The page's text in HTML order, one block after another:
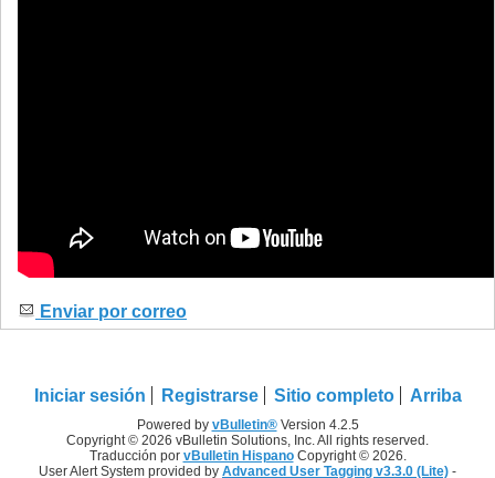
Enviar por correo
Iniciar sesión Registrarse Sitio completo Arriba
Powered by vBulletin®Version 4.2.5
Copyright © 2026 vBulletin Solutions, Inc. All rights reserved.
Traducción por vBulletin HispanoCopyright © 2026.
User Alert System provided by Advanced User Tagging v3.3.0 (Lite) -